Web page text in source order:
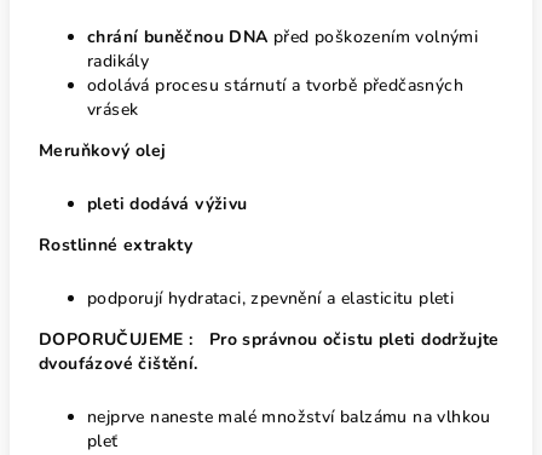
chrání buněčnou DNA před poškozením volnými
radikály
odolává procesu stárnutí a tvorbě předčasných
vrásek
Meruňkový olej
pleti dodává výživu
Rostlinné extrakty
podporují hydrataci, zpevnění a elasticitu pleti
DOPORUČUJEME : Pro správnou očistu pleti dodržujte
dvoufázové čištění.
nejprve naneste malé množství balzámu na vlhkou
pleť